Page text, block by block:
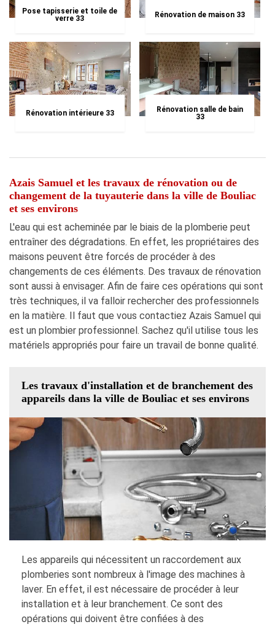
Pose tapisserie et toile de
verre 33
Rénovation de maison 33
Rénovation intérieure 33
Rénovation salle de bain
33
Azais Samuel et les travaux de rénovation ou de
changement de la tuyauterie dans la ville de Bouliac
et ses environs
L'eau qui est acheminée par le biais de la plomberie peut
entraîner des dégradations. En effet, les propriétaires des
maisons peuvent être forcés de procéder à des
changements de ces éléments. Des travaux de rénovation
sont aussi à envisager. Afin de faire ces opérations qui sont
très techniques, il va falloir rechercher des professionnels
en la matière. Il faut que vous contactiez Azais Samuel qui
est un plombier professionnel. Sachez qu'il utilise tous les
matériels appropriés pour faire un travail de bonne qualité.
Les travaux d'installation et de branchement des
appareils dans la ville de Bouliac et ses environs
Les appareils qui nécessitent un raccordement aux
plomberies sont nombreux à l'image des machines à
laver. En effet, il est nécessaire de procéder à leur
installation et à leur branchement. Ce sont des
opérations qui doivent être confiées à des